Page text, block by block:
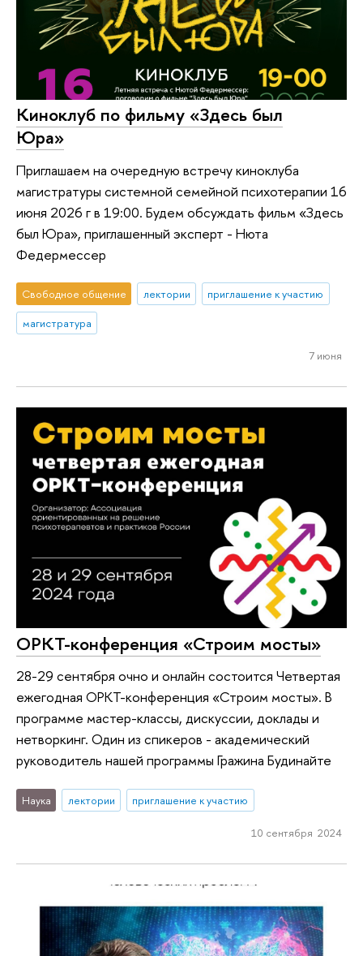
Киноклуб по фильму «Здесь был
Юра»
Приглашаем на очередную встречу киноклуба
магистратуры системной семейной психотерапии 16
июня 2026 г в 19:00. Будем обсуждать фильм «Здесь
был Юра», приглашенный эксперт - Нюта
Федермессер
Свободное общение лектории
приглашение к участию
магистратура
7 июня
ОРКТ-конференция «Строим мосты»
28-29 сентября очно и онлайн состоится Четвертая
ежегодная ОРКТ-конференция «Строим мосты». В
программе мастер-классы, дискуссии, доклады и
нетворкинг. Один из спикеров - академический
руководитель нашей программы Гражина Будинайте
Наука лектории приглашение к участию
10 сентября 2024